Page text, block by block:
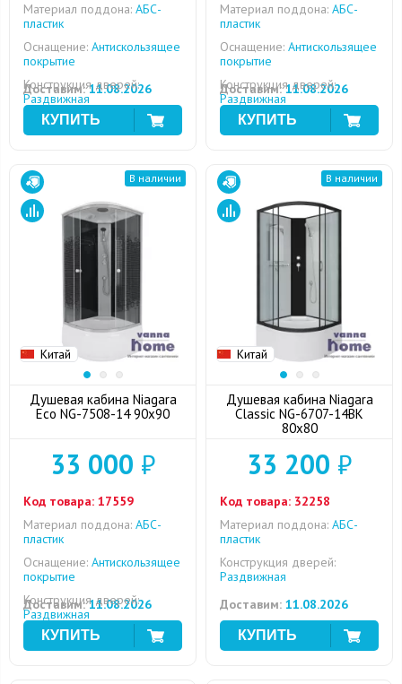
Материал поддона: АБС-
пластик
Оснащение: Антискользящее
покрытие
Конструкция дверей:
Раздвижная
Доставим:11.08.2026
Материал поддона: АБС-
пластик
Оснащение: Антискользящее
покрытие
Конструкция дверей:
Раздвижная
Доставим:11.08.2026
Китай
В наличии
Душевая кабина Niagara
Eco NG-7508-14 90x90
33 000 ₽
Код товара: 17559
Материал поддона: АБС-
пластик
Оснащение: Антискользящее
покрытие
Конструкция дверей:
Раздвижная
Доставим:11.08.2026
Китай
В наличии
Душевая кабина Niagara
Classic NG-6707-14BK
80x80
33 200 ₽
Код товара: 32258
Материал поддона: АБС-
пластик
Конструкция дверей:
Раздвижная
Доставим: 11.08.2026